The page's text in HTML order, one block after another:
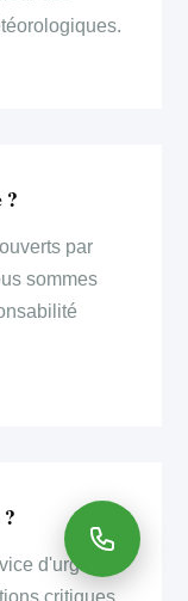
?
par
sommes
d'urgence
critiques